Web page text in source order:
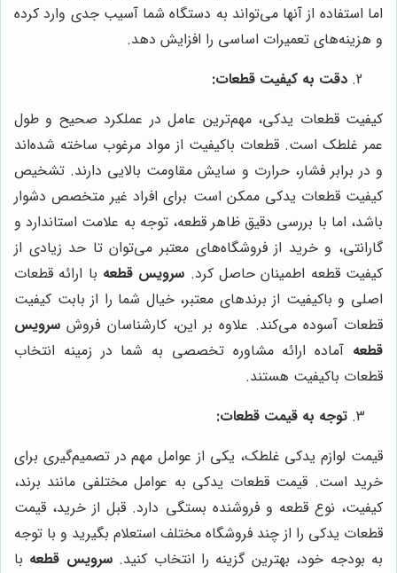
اما استفاده از آنها می‌تواند به دستگاه شما آسیب جدی وارد کرده
و هزینه‌های تعمیرات اساسی را افزایش دهد.
دقت به کیفیت قطعات:
کیفیت قطعات یدکی، مهم‌ترین عامل در عملکرد صحیح و طول
عمر غلطک است. قطعات باکیفیت از مواد مرغوب ساخته شده‌اند
و در برابر فشار، حرارت و سایش مقاومت بالایی دارند. تشخیص
کیفیت قطعات یدکی ممکن است برای افراد غیر متخصص دشوار
باشد، اما با بررسی دقیق ظاهر قطعه، توجه به علامت استاندارد و
گارانتی، و خرید از فروشگاه‌های معتبر می‌توان تا حد زیادی از
کیفیت قطعه اطمینان حاصل کرد. سرویس قطعه با ارائه قطعات
اصلی و باکیفیت از برندهای معتبر، خیال شما را از بابت کیفیت
قطعات آسوده می‌کند. علاوه بر این، کارشناسان فروش سرویس
قطعه آماده ارائه مشاوره تخصصی به شما در زمینه انتخاب
قطعات باکیفیت هستند.
توجه به قیمت قطعات:
قیمت لوازم یدکی غلطک، یکی از عوامل مهم در تصمیم‌گیری برای
خرید است. قیمت قطعات یدکی به عوامل مختلفی مانند برند،
کیفیت، نوع قطعه و فروشنده بستگی دارد. قبل از خرید، قیمت
قطعات یدکی را از چند فروشگاه مختلف استعلام بگیرید و با توجه
به بودجه خود، بهترین گزینه را انتخاب کنید.سرویس قطعه با